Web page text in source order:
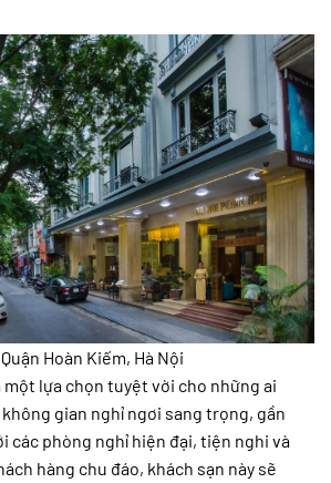
Hoàn Kiếm, Hà Nội
một lựa chọn tuyệt vời cho những ai
gian nghỉ ngơi sang trọng, gần
các phòng nghỉ hiện đại, tiện nghi và
hàng chu đáo, khách sạn này sẽ